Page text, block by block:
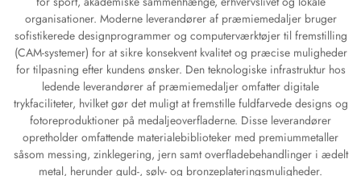
organisationer. Moderne leverandører af præmiemedaljer bruger
sofistikerede designprogrammer og computerværktøjer til fremstilling
(CAM-systemer) for at sikre konsekvent kvalitet og præcise muligheder
for tilpasning efter kundens ønsker. Den teknologiske infrastruktur hos
ledende leverandører af præmiemedaljer omfatter digitale
trykfaciliteter, hvilket gør det muligt at fremstille fuldfarvede designs og
fotoreproduktioner på medaljeoverfladerne. Disse leverandører
opretholder omfattende materialebiblioteker med premiummetaller
såsom messing, zinklegering, jern samt overfladebehandlinger i ædelt
metal, herunder guld-, sølv- og bronzeplateringsmuligheder.